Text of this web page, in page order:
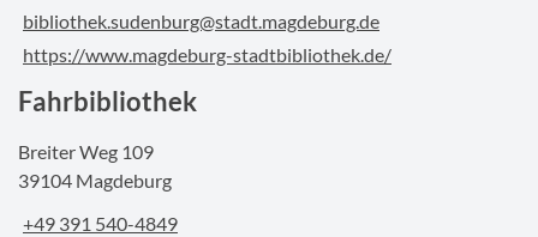
bibliothek.sudenburg@stadt.magdeburg.de
https://www.magdeburg-stadtbibliothek.de/
Fahrbibliothek
Breiter Weg 109
39104 Magdeburg
+49 391 540-4849